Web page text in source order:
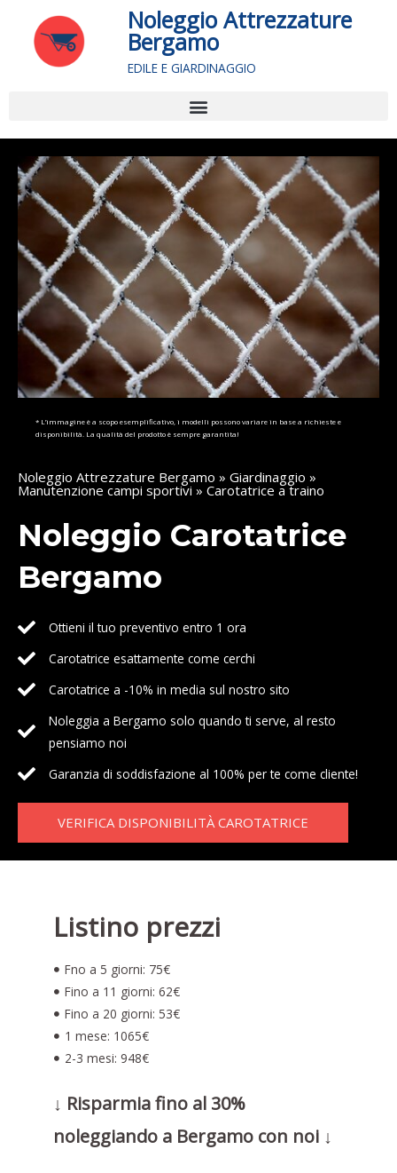
contenuto
Noleggio Attrezzature
Bergamo
EDILE E GIARDINAGGIO
Noleggio Attrezzature Bergamo » Giardinaggio »
Manutenzione campi sportivi » Carotatrice a traino
Noleggio Carotatrice
Bergamo
Ottieni il tuo preventivo entro 1 ora
Carotatrice esattamente come cerchi
Carotatrice a -10% in media sul nostro sito
Noleggia a Bergamo solo quando ti serve, al resto
pensiamo noi
Garanzia di soddisfazione al 100% per te come cliente!
VERIFICA DISPONIBILITÀ CAROTATRICE
* L’immagine è a scopo esemplificativo, i modelli possono variare in base a richieste e
disponibilità. La qualità del prodotto è sempre garantita!
Listino prezzi
Fno a 5 giorni: 75€
Fino a 11 giorni: 62€
Fino a 20 giorni: 53€
1 mese: 1065€
2-3 mesi: 948€
↓ Risparmia fino al 30%
noleggiando a Bergamo con noi ↓